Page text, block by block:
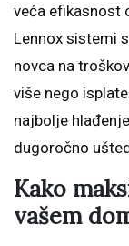
veća efikasnost
Lennox sistemi
novca na
više nego
najbolje
dugoročno
Kako
vašem